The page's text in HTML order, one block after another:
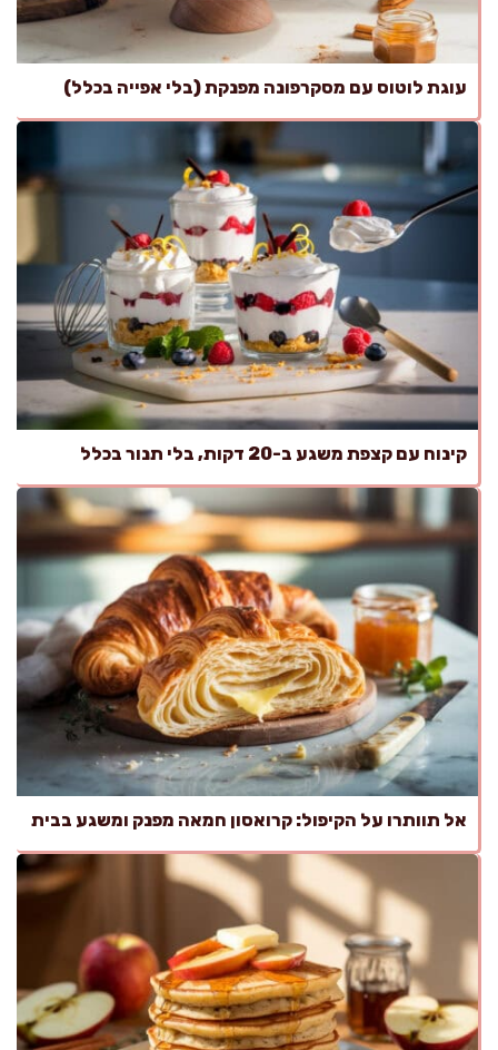
עוגת לוטוס עם מסקרפונה מפנקת (בלי אפייה בכלל)
קינוח עם קצפת משגע ב-20 דקות, בלי תנור בכלל
אל תוותרו על הקיפול: קרואסון חמאה מפנק ומשגע בבית